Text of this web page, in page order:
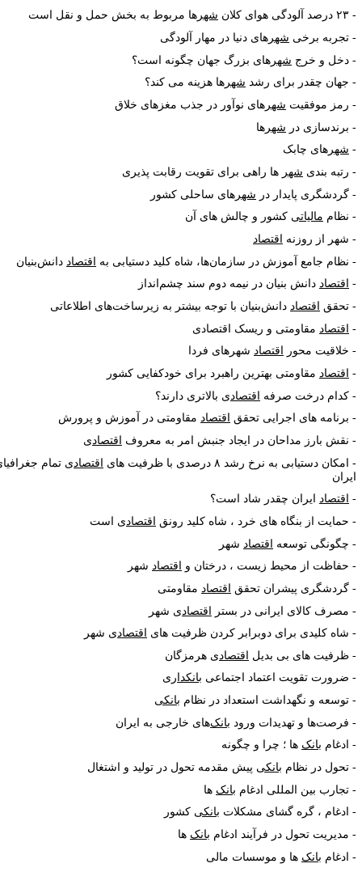
۲۳ درصد آلودگی هوای کلان شهرها مربوط به بخش حمل و نقل است
تجربه برخیشهرهای دنیا در مهار آلودگی
دخل و خرج شهرهای بزرگ جهان چگونه است؟
جهان چقدر برای رشدشهرها هزینه می کند؟
رمز موفقیتشهرهای نوآور در جذب مغزهای خلاق
برندسازی در شهرها
شهرهای چابک
رتبه بندیشهرها راهی برای تقویت رقابت پذیری
گردشگری پایدار در شهرهای ساحلی کشور
نظاممالیاتیکشور و چالش های آن
شهر از روزنهاقتصاد
نظام جامع آموزش در سازمانها، شاه کلید دستیابی بهاقتصاددانشبنیان
اقتصاددانش بنیان در نیمه دوم سند چشم‌انداز
تحققاقتصاددانشبنیان با توجه بیشتر به زیرساختهای اطلاعاتی
اقتصادمقاومتی و ریسک اقتصادی
خلاقیت محوراقتصادشهرهای فردا
اقتصادمقاومتی بهترین راهبرد برای خودکفایی کشور
کدام درخت صرفهاقتصادی بالاتری دارند؟
برنامه های اجرایی تحققاقتصادمقاومتی در آموزش و پرورش
نقش بارز مداحان در ایجاد جنبش امر به معروف اقتصادی
امکان دستیابی به نرخ رشد ۸ درصدی با ظرفیت های اقتصادی تمام جغرافیای
اقتصادایران چقدر شاد است؟
حمایت از بنگاه های خرد ، شاه کلید رونقاقتصادی است
چگونگی توسعهاقتصادشهر
حفاظت از محیط زیست ، درختان و اقتصادشهر
گردشگری پیشران تحققاقتصادمقاومتی
مصرف کالای ایرانی در بستراقتصادی شهر
شاه کلیدی برای دوبرابر کردن ظرفیت هایاقتصادی شهر
ظرفیت های بی بدیلاقتصادی هرمزگان
ضرورت تقویت اعتماد اجتماعیبانکداری
توسعه و نگهداشت استعداد در نظامبانکی
فرصتها و تهدیدات ورودبانکهای خارجی به ایران
ادغامبانکها ؛ چرا و چگونه
تحول در نظامبانکیپیش مقدمه تحول در تولید و اشتغال
تجارب بین المللی ادغامبانکها
ادغام ، گره گشای مشکلاتبانکیکشور
مدیریت تحول در فرآیند ادغامبانکها
ادغامبانکها و موسسات مالی